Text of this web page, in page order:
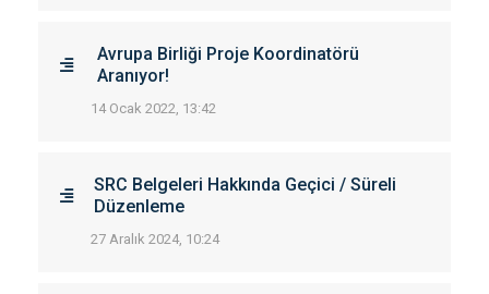
Avrupa Birliği Proje Koordinatörü
Aranıyor!
14 Ocak 2022, 13:42
SRC Belgeleri Hakkında Geçici / Süreli
Düzenleme
27 Aralık 2024, 10:24